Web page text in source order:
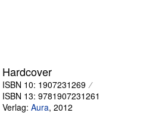
SCHLIESSEN
Hardcover
ISBN 10: 1907231269
ISBN 13: 9781907231261
Verlag: Aura, 2012